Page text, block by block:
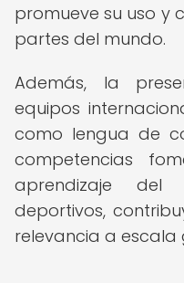
promueve su uso y
partes del mundo.
Además, la
equipos
como lengua de
competencias
aprendizaje del
deportivos,
relevancia a escala